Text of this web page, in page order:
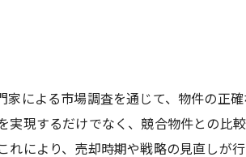
による市場調査を通じて、物件の正
現するだけでなく、競合物件との比
により、売却時期や戦略の見直しが